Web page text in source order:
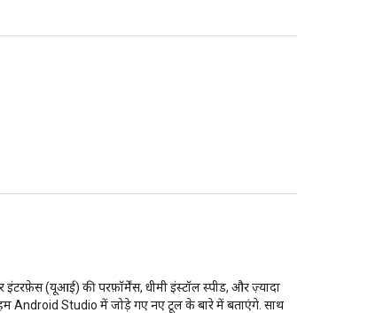
(यूआई) की परफ़ॉर्मेंस, धीमी इंस्टॉल स्पीड, और ज़्यादा
Android Studio में जोड़े गए नए टूल के बारे में बताएंगे. साथ